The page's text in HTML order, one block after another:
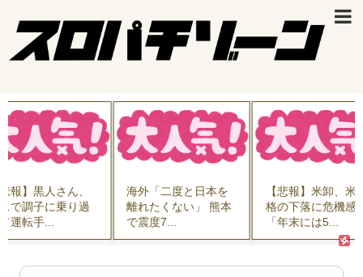
報】黒人さん、
で調子に乗り過
運転手...
海外「二度と日本を
離れたくない」 熊本
で震度7...
【悲報】米卸、米
格の下落に危機感
「年末には5...